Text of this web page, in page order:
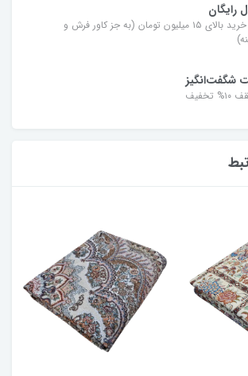
رایگان
برای خرید بالای ۱۵ میلیون تومان (به جز کاور فرش و
شگفت‌انگیز
تخفیف